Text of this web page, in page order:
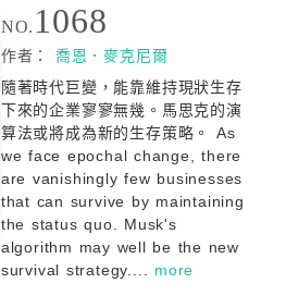
NO. 1068
作者： 喬恩．麥克尼爾
隨著時代巨變，能靠維持現狀⽣存
下來的企業寥寥無幾。馬思克的演
算法或將成為新的生存策略。 As
we face epochal change, there
are vanishingly few businesses
that can survive by maintaining
the status quo. Musk's
algorithm may well be the new
survival strategy.... more